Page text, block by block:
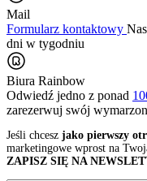
Mail
Formularz kontaktowy
dni w tygodniu
Biura Rainbow
Odwiedź jedno z ponad
zarezerwuj swój
Jeśli chcesz jako pierwszy
marketingowe wprost na
ZAPISZ SIĘ NA